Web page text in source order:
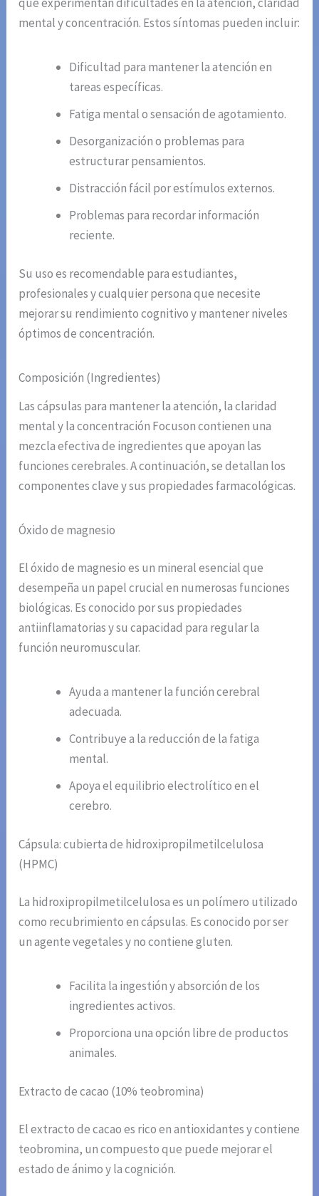
mental y concentración. Estos síntomas pueden incluir:
Dificultad para mantener la atención en
tareas específicas.
Fatiga mental o sensación de agotamiento.
Desorganización o problemas para
estructurar pensamientos.
Distracción fácil por estímulos externos.
Problemas para recordar información
reciente.
Su uso es recomendable para estudiantes,
profesionales y cualquier persona que necesite
mejorar su rendimiento cognitivo y mantener niveles
óptimos de concentración.
Composición (Ingredientes)
Las cápsulas para mantener la atención, la claridad
mental y la concentración Focuson contienen una
mezcla efectiva de ingredientes que apoyan las
funciones cerebrales. A continuación, se detallan los
componentes clave y sus propiedades farmacológicas.
Óxido de magnesio
El óxido de magnesio es un mineral esencial que
desempeña un papel crucial en numerosas funciones
biológicas. Es conocido por sus propiedades
antiinflamatorias y su capacidad para regular la
función neuromuscular.
Ayuda a mantener la función cerebral
adecuada.
Contribuye a la reducción de la fatiga
mental.
Apoya el equilibrio electrolítico en el
cerebro.
Cápsula: cubierta de hidroxipropilmetilcelulosa
(HPMC)
La hidroxipropilmetilcelulosa es un polímero utilizado
como recubrimiento en cápsulas. Es conocido por ser
un agente vegetales y no contiene gluten.
Facilita la ingestión y absorción de los
ingredientes activos.
Proporciona una opción libre de productos
animales.
Extracto de cacao (10% teobromina)
El extracto de cacao es rico en antioxidantes y contiene
teobromina, un compuesto que puede mejorar el
estado de ánimo y la cognición.